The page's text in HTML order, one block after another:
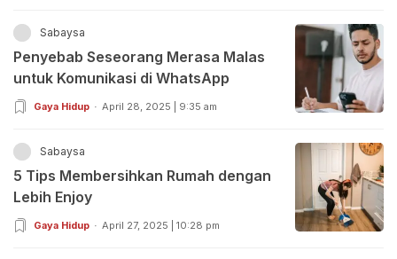
Sabaysa
Penyebab Seseorang Merasa Malas
untuk Komunikasi di WhatsApp
Gaya Hidup April 28, 2025 | 9:35 am
Sabaysa
5 Tips Membersihkan Rumah dengan
Lebih Enjoy
Gaya Hidup April 27, 2025 | 10:28 pm